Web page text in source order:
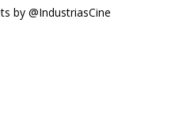
by @IndustriasCine